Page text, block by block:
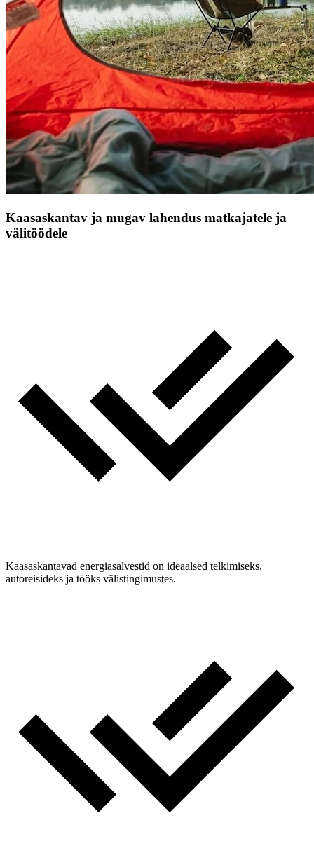
Kaasaskantav ja mugav lahendus matkajatele ja
välitöödele
Kaasaskantavad energiasalvestid on ideaalsed telkimiseks,
autoreisideks ja tööks välistingimustes.